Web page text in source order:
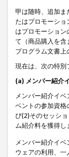
甲は随時、追加ま
たはプロモーシ
はプロモーショ
て（商品購入を含
プログラム文書
現在は、次の特別
(a) メンバー紹介
メンバー紹介イベ
ベントの参加資格
び(2)そのセッシ
ム紹介料を獲得し
メンバー紹介イ
ウェアの利用、